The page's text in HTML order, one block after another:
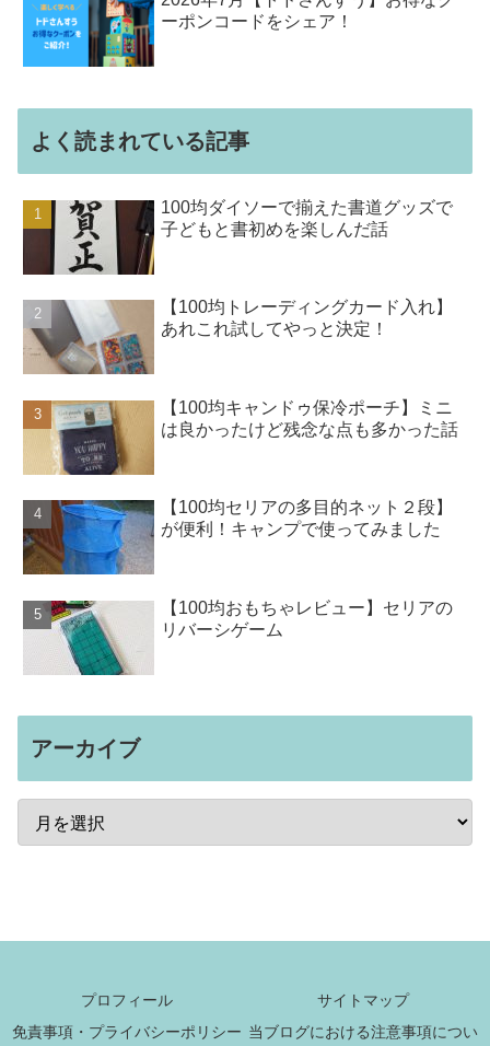
ーポンコードをシェア！
よく読まれている記事
100均ダイソーで揃えた書道グッズで
子どもと書初めを楽しんだ話
【100均トレーディングカード入れ】
あれこれ試してやっと決定！
【100均キャンドゥ保冷ポーチ】ミニ
は良かったけど残念な点も多かった話
【100均セリアの多目的ネット２段】
が便利！キャンプで使ってみました
【100均おもちゃレビュー】セリアの
リバーシゲーム
アーカイブ
プロフィール
サイトマップ
免責事項・プライバシーポリシー 当ブログにおける注意事項につい